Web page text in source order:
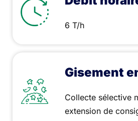
6 T/h
Gisement
Collecte sélective
extension de